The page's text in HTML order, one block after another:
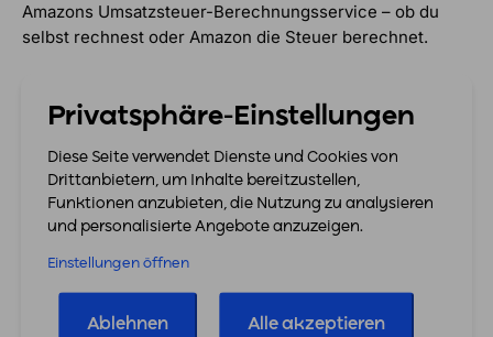
Amazons Umsatzsteuer-Berechnungsservice – ob du
selbst rechnest oder Amazon die Steuer berechnet.
Korrekte Datenübernahme für deine Buchhaltung
Mehr zu Amazon
Privatsphäre-Einstellungen
Diese Seite verwendet Dienste und Cookies von
Drittanbietern, um Inhalte bereitzustellen,
Funktionen anzubieten, die Nutzung zu analysieren
und personalisierte Angebote anzuzeigen.
Einstellungen öffnen
Ablehnen Alle akzeptieren